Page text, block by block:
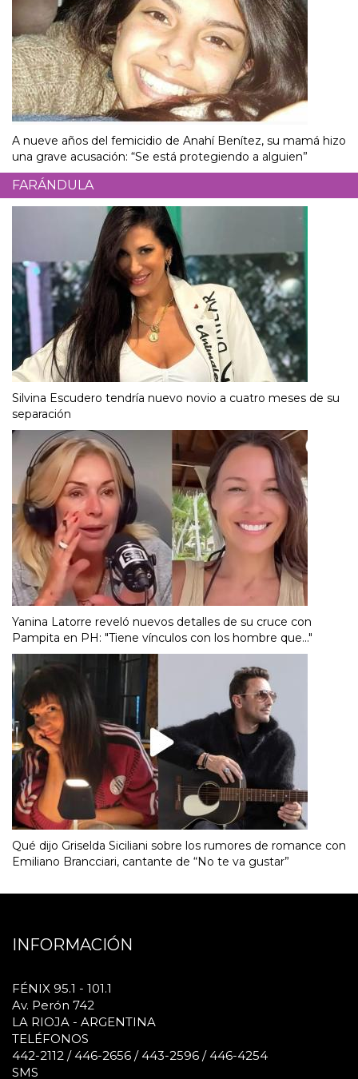
A nueve años del femicidio de Anahí Benítez, su mamá hizo
una grave acusación: “Se está protegiendo a alguien”
FARÁNDULA
Silvina Escudero tendría nuevo novio a cuatro meses de su
separación
Yanina Latorre reveló nuevos detalles de su cruce con
Pampita en PH: "Tiene vínculos con los hombre que..."
Qué dijo Griselda Siciliani sobre los rumores de romance con
Emiliano Brancciari, cantante de “No te va gustar”
INFORMACIÓN
FÉNIX 95.1 - 101.1
Av. Perón 742
LA RIOJA - ARGENTINA
TELÉFONOS
442-2112 / 446-2656 / 443-2596 / 446-4254
SMS